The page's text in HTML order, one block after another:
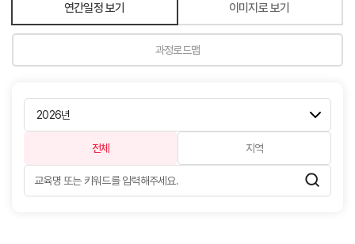
연간일정 보기 이미지로 보기
과정로드맵
전체 지역